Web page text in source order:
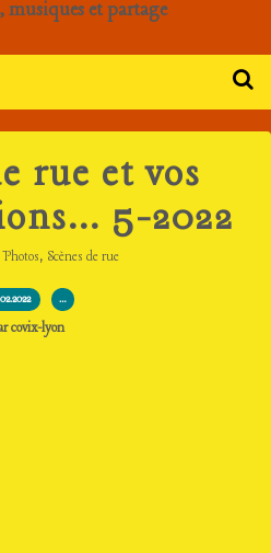
musiques et partage
rue et vos
5-2022
Photos, Scènes de rue
…
covix-lyon